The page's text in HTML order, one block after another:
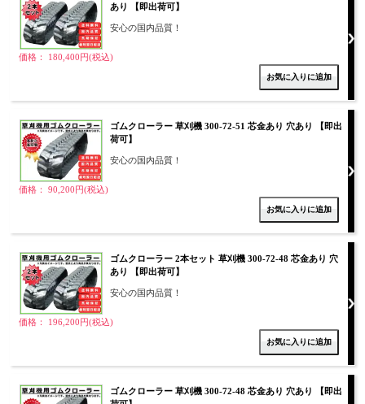
あり 【即出荷可】
安心の国内品質！
価格： 180,400円(税込)
ゴムクローラー 草刈機 300-72-51 芯金あり 穴あり 【即出
荷可】
安心の国内品質！
価格： 90,200円(税込)
ゴムクローラー 2本セット 草刈機 300-72-48 芯金あり 穴
あり 【即出荷可】
安心の国内品質！
価格： 196,200円(税込)
ゴムクローラー 草刈機 300-72-48 芯金あり 穴あり 【即出